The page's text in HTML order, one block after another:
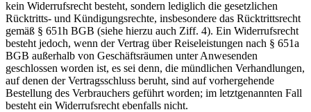
kein Widerrufsrecht besteht, sondern lediglich die gesetzlichen
Rücktritts- und Kündigungsrechte, insbesondere das Rücktrittsrecht
gemäß § 651h BGB (siehe hierzu auch Ziff. 4). Ein Widerrufsrecht
besteht jedoch, wenn der Vertrag über Reiseleistungen nach § 651a
BGB außerhalb von Geschäftsräumen unter Anwesenden
geschlossen worden ist, es sei denn, die mündlichen Verhandlungen,
auf denen der Vertragsschluss beruht, sind auf vorhergehende
Bestellung des Verbrauchers geführt worden; im letztgenannten Fall
besteht ein Widerrufsrecht ebenfalls nicht.